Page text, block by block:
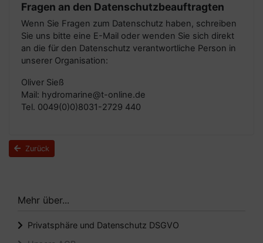
Fragen an den Datenschutzbeauftragten
Wenn Sie Fragen zum Datenschutz haben, schreiben
Sie uns bitte eine E-Mail oder wenden Sie sich direkt
an die für den Datenschutz verantwortliche Person in
unserer Organisation:
Oliver Sieß
Mail: hydromarine@t-online.de
Tel. 0049(0)0)8031-2729 440
Zurück
Mehr über...
Privatsphäre und Datenschutz DSGVO